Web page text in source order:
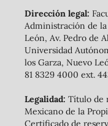
Dirección legal:
Administración de
León, Av. Pedro de
Universidad
los Garza, Nuevo
81 8329 4000 ext.
Legalidad: Título de
Mexicano de la